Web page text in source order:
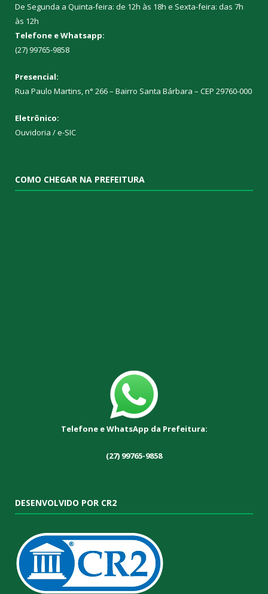
De Segunda a Quinta-feira: de 12h às 18h e Sexta-feira: das 7h
às 12h
Telefone e Whatsapp:
(27) 99765-9858
Presencial:
Rua Paulo Martins, n° 266 – Bairro Santa Bárbara – CEP 29760-000
Eletrônico:
Ouvidoria /e-SIC
COMO CHEGAR NA PREFEITURA
Telefone e WhatsApp da Prefeitura:
(27) 99765-9858
DESENVOLVIDO POR CR2